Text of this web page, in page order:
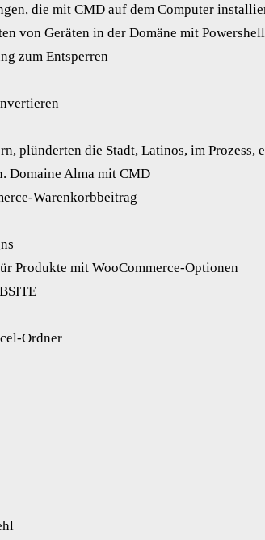
die mit CMD auf dem Computer
von Geräten in der Domäne mit Powershell
zum Entsperren
plünderten die Stadt, Latinos, im Prozess,
Domaine Alma mit CMD
Warenkorbbeitrag
Produkte mit WooCommerce-Optionen
Ordner